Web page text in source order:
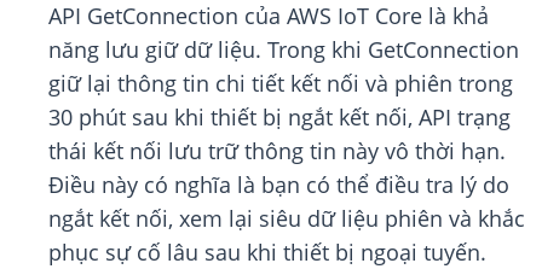
API GetConnection của AWS IoT Core là khả
năng lưu giữ dữ liệu. Trong khi GetConnection
giữ lại thông tin chi tiết kết nối và phiên trong
30 phút sau khi thiết bị ngắt kết nối, API trạng
thái kết nối lưu trữ thông tin này vô thời hạn.
Điều này có nghĩa là bạn có thể điều tra lý do
ngắt kết nối, xem lại siêu dữ liệu phiên và khắc
phục sự cố lâu sau khi thiết bị ngoại tuyến.